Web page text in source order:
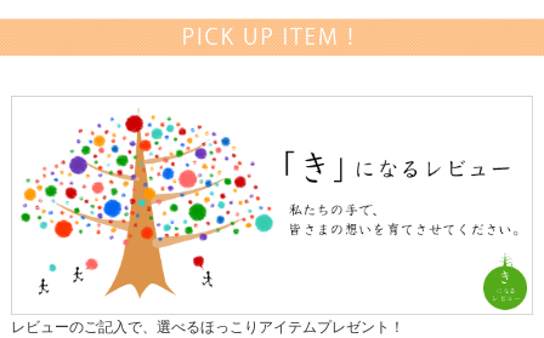
レビューのご記入で、選べるほっこりアイテムプレゼント！